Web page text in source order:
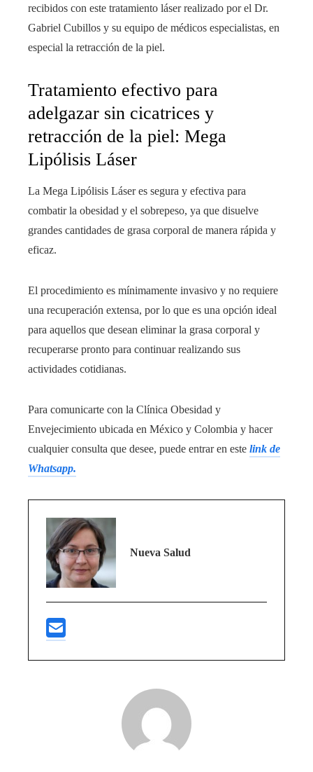
recibidos con este tratamiento láser realizado por el Dr.
Gabriel Cubillos y su equipo de médicos especialistas, en
especial la retracción de la piel.
Tratamiento efectivo para
adelgazar sin cicatrices y
retracción de la piel: Mega
Lipólisis Láser
La Mega Lipólisis Láser es segura y efectiva para
combatir la obesidad y el sobrepeso, ya que disuelve
grandes cantidades de grasa corporal de manera rápida y
eficaz.
El procedimiento es mínimamente invasivo y no requiere
una recuperación extensa, por lo que es una opción ideal
para aquellos que desean eliminar la grasa corporal y
recuperarse pronto para continuar realizando sus
actividades cotidianas.
Para comunicarte con la Clínica Obesidad y
Envejecimiento ubicada en México y Colombia y hacer
cualquier consulta que desee, puede entrar en este link de
Whatsapp.
Nueva Salud